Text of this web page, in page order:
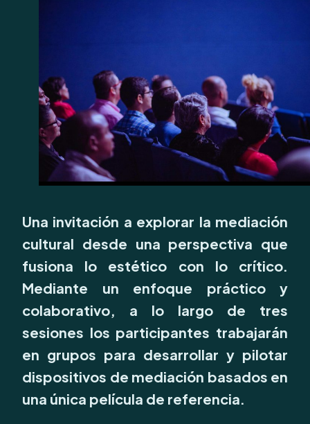
Una invitación a explorar la mediación
cultural desde una perspectiva que
fusiona lo estético con lo crítico.
Mediante un enfoque práctico y
colaborativo, a lo largo de tres
sesiones los participantes trabajarán
en grupos para desarrollar y pilotar
dispositivos de mediación basados en
una única película de referencia.